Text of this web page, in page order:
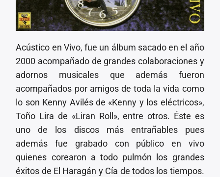
Acústico en Vivo, fue un álbum sacado en el año
2000 acompañado de grandes colaboraciones y
adornos musicales que además fueron
acompañados por amigos de toda la vida como
lo son Kenny Avilés de «Kenny y los eléctricos»,
Toño Lira de «Liran Roll», entre otros. Éste es
uno de los discos más entrañables pues
además fue grabado con público en vivo
quienes corearon a todo pulmón los grandes
éxitos de El Haragán y Cía de todos los tiempos.